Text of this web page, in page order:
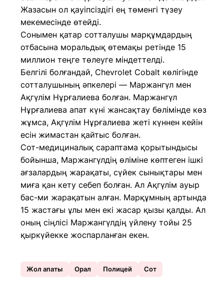
Жазасын ол қауіпсіздігі ең төменгі түзеу
мекемесінде өтейді.
Сонымен қатар сотталушы марқұмдардың
отбасына моральдық өтемақы ретінде 15
миллион теңге төлеуге міндеттелді.
Белгілі болғандай, Chevrolet Cobalt көлігінде
сотталушының әпкелері — Маржангүл мен
Ақгүлім Нұрғалиева болған. Маржангүл
Нұрғалиева апат күні жансақтау бөлімінде көз
жұмса, Ақгүлім Нұрғалиева жеті күннен кейін
есін жимастан қайтыс болған.
Сот-медициналық сараптама қорытындысы
бойынша, Маржангүлдің өліміне көптеген ішкі
ағзалардың жарақаты, сүйек сынықтары мен
миға қан кету себеп болған. Ал Ақгүлім ауыр
бас-ми жарақатын алған. Марқұмның артында
15 жастағы ұлы мен екі жасар қызы қалды. Ал
оның сіңлісі Маржангүлдің үйлену тойы 25
қыркүйекке жоспарланған екен.
Жол апаты Орал Полицей Сот